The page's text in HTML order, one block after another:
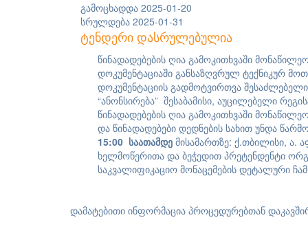
გამოცხადდა 2025-01-20
სრულდება 2025-01-31
ტენდერი დასრულებულია
წინადადებების ღია გამოკითხვაში
დოკუმენტაციაში განსაზღვრულ ტექნიკურ
დოკუმენტაციის გადმოტვირთვა
“ანონსირება” შესაბამისი, აუცილებელი
წინადადებების ღია გამოკითხვაში
და წინადადებები დედნების სახით უნდა
15:00 საათამდე მისამართზე: ქ.თბილისი, ა.
ხელმოწერითა და ბეჭედით პრეტენდენტი
საკვალიფიკაციო მონაცემების დეტალური
დამატებითი ინფორმაცია პროცედურებთან